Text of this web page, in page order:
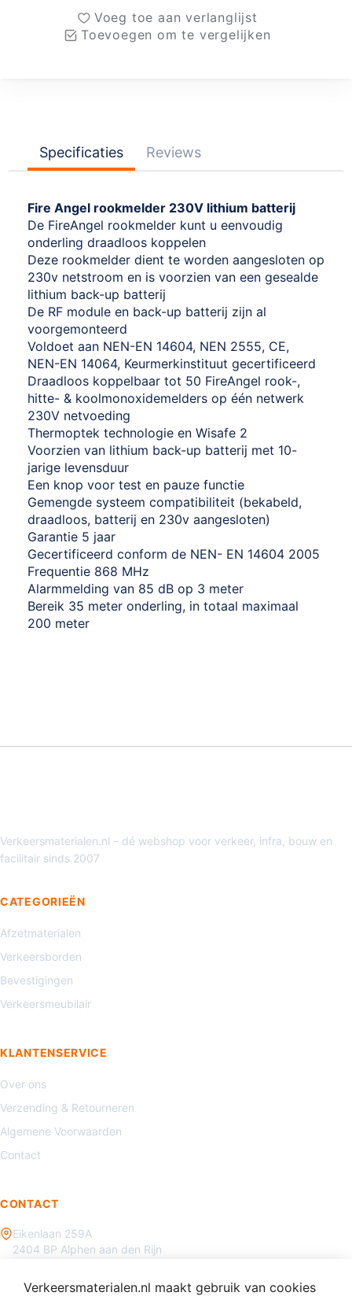
Voeg toe aan verlanglijst
Toevoegen om te vergelijken
Specificaties Reviews
Fire Angel rookmelder 230V lithium batterij
De FireAngel rookmelder kunt u eenvoudig
onderling draadloos koppelen
Deze rookmelder dient te worden aangesloten op
230v netstroom en is voorzien van een gesealde
lithium back-up batterij
De RF module en back-up batterij zijn al
voorgemonteerd
Voldoet aan NEN-EN 14604, NEN 2555, CE,
NEN-EN 14064, Keurmerkinstituut gecertificeerd
Draadloos koppelbaar tot 50 FireAngel rook-,
hitte- & koolmonoxidemelders op één netwerk
230V netvoeding
Thermoptek technologie en Wisafe 2
Voorzien van lithium back-up batterij met 10-
jarige levensduur
Een knop voor test en pauze functie
Gemengde systeem compatibiliteit (bekabeld,
draadloos, batterij en 230v aangesloten)
Garantie 5 jaar
Gecertificeerd conform de NEN- EN 14604 2005
Frequentie 868 MHz
Alarmmelding van 85 dB op 3 meter
Bereik 35 meter onderling, in totaal maximaal
200 meter
Verkeersmaterialen.nl – dé webshop voor verkeer, infra, bouw en
facilitair sinds 2007
CATEGORIEËN
Afzetmaterialen
Verkeersborden
Bevestigingen
Verkeersmeubilair
KLANTENSERVICE
Over ons
Verzending & Retourneren
Algemene Voorwaarden
Contact
CONTACT
Eikenlaan 259A
2404 BP Alphen aan den Rijn
Verkeersmaterialen.nl maakt gebruik van cookies